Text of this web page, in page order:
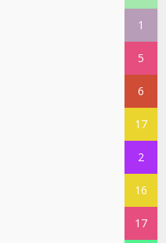
1
5
6
17
2
16
17